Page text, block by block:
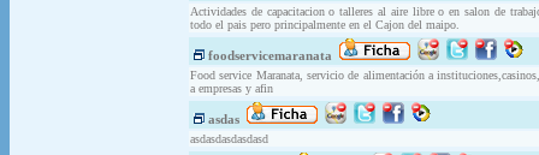
Actividades de capacitacion o talleres al aire libre o en salon de
todo el pais pero principalmente en el Cajon del maipo.
foodservicemaranata
Food service Maranata, servicio de alimentación a
a empresas y afin
asdas
asdasdasdasdasd